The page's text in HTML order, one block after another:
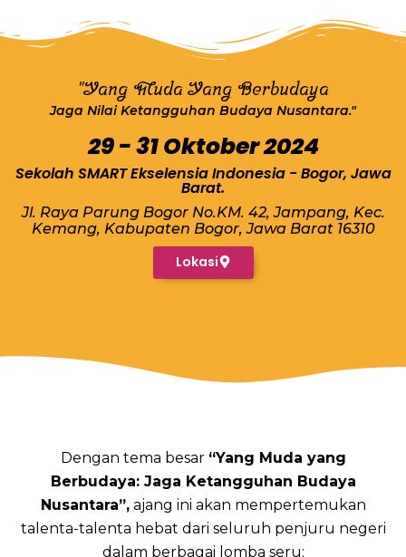
"Yang Muda Yang Berbudaya
Jaga Nilai Ketangguhan Budaya Nusantara."
29 - 31 Oktober 2024
Sekolah SMART Ekselensia Indonesia - Bogor, Jawa
Barat.
Jl. Raya Parung Bogor No.KM. 42, Jampang, Kec.
Kemang, Kabupaten Bogor, Jawa Barat 16310
Lokasi
Dengan tema besar “Yang Muda yang
Berbudaya: Jaga Ketangguhan Budaya
Nusantara”,ajang ini akan mempertemukan
talenta-talenta hebat dari seluruh penjuru negeri
dalam berbagai lomba seru: